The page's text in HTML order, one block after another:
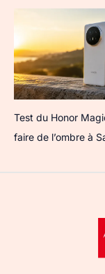
Test du Honor
faire de l’ombre à